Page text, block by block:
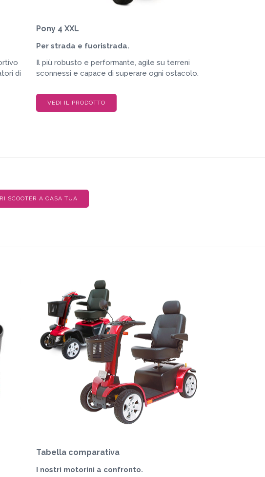
di
Pony 4 XXL
Per strada e fuoristrada.
Il più robusto e performante, agile su terreni
sconnessi e capace di superare ogni ostacolo.
VEDI IL PRODOTTO
SCOOTER A CASA TUA
Tabella comparativa
I nostri motorini a confronto.